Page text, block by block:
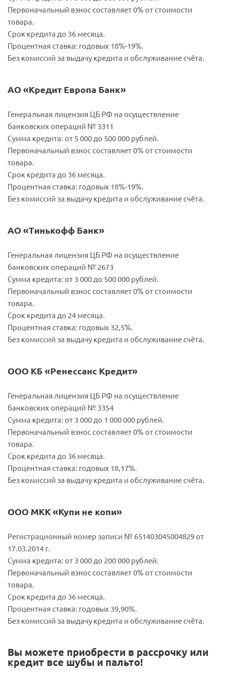
Первоначальный взнос составляет 0% от стоимости
товара.
Срок кредита до 36 месяца.
Процентная ставка: годовых 18%-19%.
Без комиссий за выдачу кредита и обслуживание счёта.
АО «Кредит Европа Банк»
Генеральная лицензия ЦБ РФ на осуществление
банковских операций № 3311
Сумма кредита: от 5 000 до 500 000 рублей.
Первоначальный взнос составляет 0% от стоимости
товара.
Срок кредита до 36 месяца.
Процентная ставка: годовых 18%-19%.
Без комиссий за выдачу кредита и обслуживание счёта.
АО «Тинькофф Банк»
Генеральная лицензия ЦБ РФ на осуществление
банковских операций № 2673
Сумма кредита: от 3 000 до 500 000 рублей.
Первоначальный взнос составляет 0% от стоимости
товара.
Срок кредита до 24 месяца.
Процентная ставка: годовых 32,5%.
Без комиссий за выдачу кредита и обслуживание счёта.
ООО КБ «Ренессанс Кредит»
Генеральная лицензия ЦБ РФ на осуществление
банковских операций № 3354
Сумма кредита: от 3 000 до 1 000 000 рублей.
Первоначальный взнос составляет 0% от стоимости
товара.
Срок кредита до 36 месяца.
Процентная ставка: годовых 18,17%.
Без комиссий за выдачу кредита и обслуживание счёта.
ООО МКК «Купи не копи»
Регистрационный номер записи № 651403045004829 от
17.03.2014 г.
Сумма кредита: от 3 000 до 200 000 рублей.
Первоначальный взнос составляет 0% от стоимости
товара.
Срок кредита до 36 месяца.
Процентная ставка: годовых 39,90%.
Без комиссий за выдачу кредита и обслуживание счёта.
Вы можете приобрести в рассрочку или
кредит все шубы и пальто!